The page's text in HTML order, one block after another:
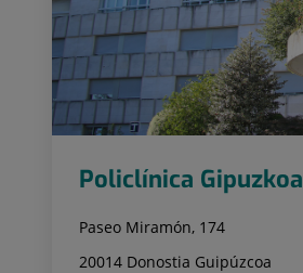
Policlínica Gipuzkoa
Paseo Miramón, 174
20014 Donostia Guipúzcoa